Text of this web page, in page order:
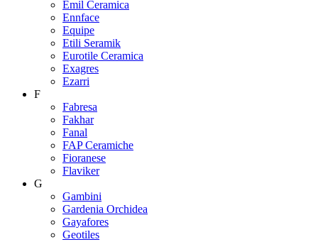
Emil Ceramica
Ennface
Equipe
Etili Seramik
Eurotile Ceramica
Exagres
Ezarri
F
Fabresa
Fakhar
Fanal
FAP Ceramiche
Fioranese
Flaviker
G
Gambini
Gardenia Orchidea
Gayafores
Geotiles